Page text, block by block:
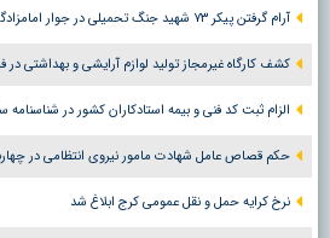
آرام گرفتن پیکر ۷۳ شهید جنگ تحمیلی در جوار امامزادگان استان البرز
کشف کارگاه غیرمجاز تولید لوازم آرایشی و بهداشتی در
الزام ثبت کد فنی و بیمه استادکاران کشور در شناسنامه
حکم قصاص عامل شهادت مامور نیروی انتظامی در
نرخ کرایه حمل و نقل عمومی کرج ابلاغ شد